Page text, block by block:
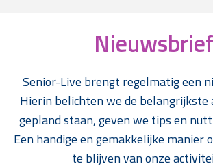
Nieuwsbrief
Senior-Live brengt regelmatig een
Hierin belichten we de
gepland staan, geven we tips en
Een handige en gemakkelijke manier
te blijven van onze